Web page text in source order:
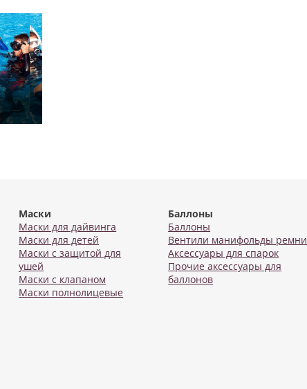
Маски
Маски для дайвинга
Маски для детей
Маски с защитой для
ушей
Маски с клапаном
Маски полнолицевые
Баллоны
Баллоны
Вентили манифольды ремни
Аксессуары для спарок
Прочие аксессуары для
баллонов